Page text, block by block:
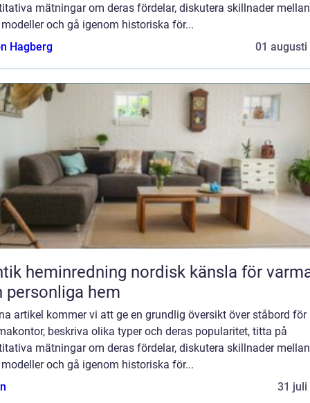
mätningar om deras fördelar, diskutera skillnader mellan
och gå igenom historiska för...
Hagberg
01 augusti
nordisk känsla för varma
personliga hem
artikel kommer vi att ge en grundlig översikt över ståbord för
beskriva olika typer och deras popularitet, titta på
mätningar om deras fördelar, diskutera skillnader mellan
och gå igenom historiska för...
31 juli